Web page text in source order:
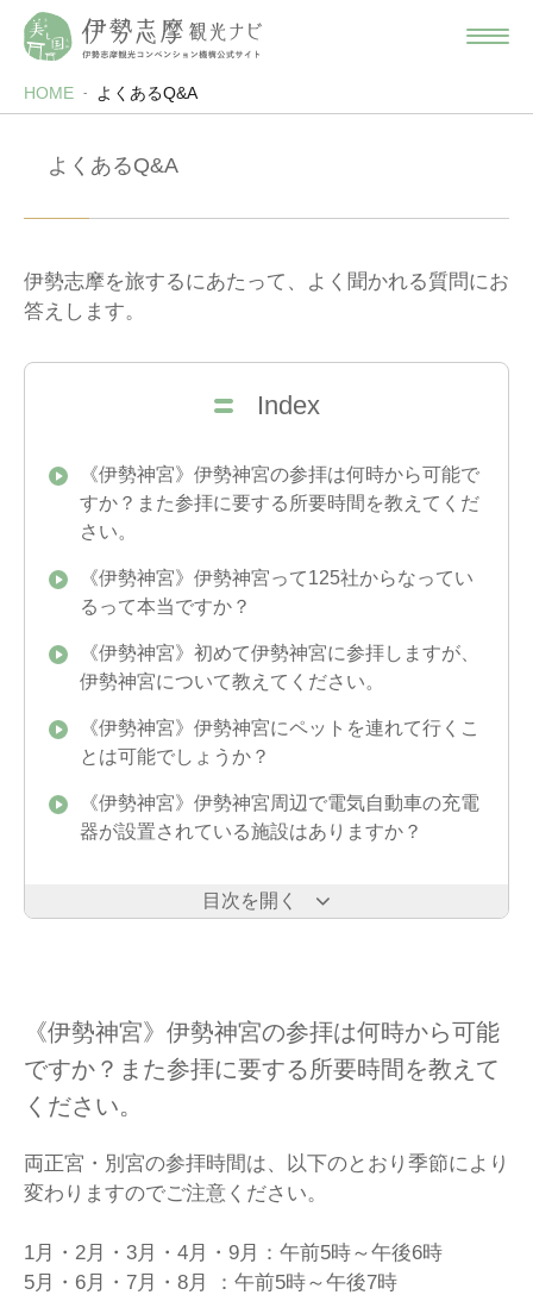
HOME よくあるQ&A
よくあるQ&A
伊勢志摩を旅するにあたって、よく聞かれる質問にお
答えします。
目次を開く
Index
《伊勢神宮》伊勢神宮の参拝は何時から可能で
すか？また参拝に要する所要時間を教えてくだ
さい。
《伊勢神宮》伊勢神宮って125社からなってい
るって本当ですか？
《伊勢神宮》初めて伊勢神宮に参拝しますが、
伊勢神宮について教えてください。
《伊勢神宮》伊勢神宮にペットを連れて行くこ
とは可能でしょうか？
《伊勢神宮》伊勢神宮周辺で電気自動車の充電
器が設置されている施設はありますか？
《伊勢神宮》伊勢神宮の参拝は何時から可能
ですか？また参拝に要する所要時間を教えて
ください。
両正宮・別宮の参拝時間は、以下のとおり季節により
変わりますのでご注意ください。
1月・2月・3月・4月・9月：午前5時～午後6時
5月・6月・7月・8月 ：午前5時～午後7時